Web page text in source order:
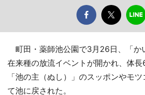
町田・薬師池公園で3月26日、「か
在来種の放流イベントが開かれ、体
「池の主（ぬし）」のスッポンやモ
て池に戻された。